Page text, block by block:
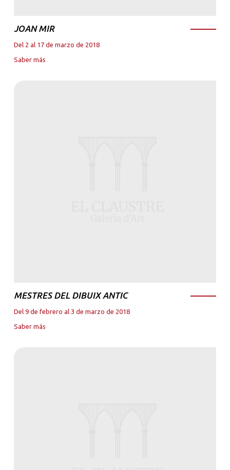
JOAN MIR
Del 2 al 17 de marzo de 2018
Saber más
MESTRES DEL DIBUIX ANTIC
Del 9 de febrero al 3 de marzo de 2018
Saber más